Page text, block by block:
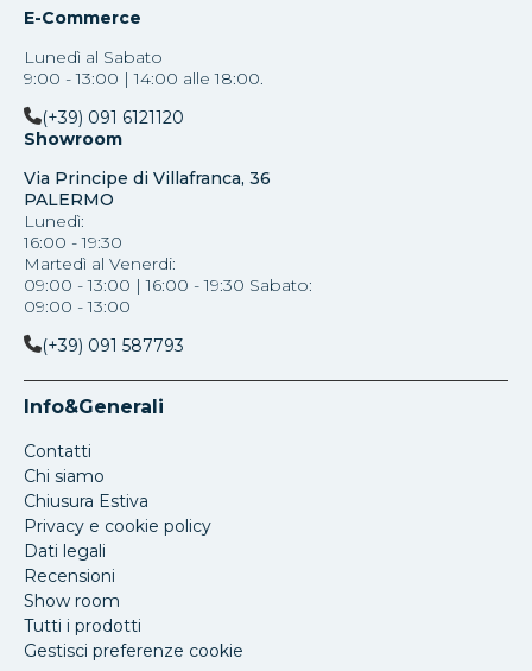
E-Commerce
Lunedì al Sabato
9:00 - 13:00 | 14:00 alle 18:00.
(+39) 091 6121120
Showroom
Via Principe di Villafranca, 36
PALERMO
Lunedì:
16:00 - 19:30
Martedì al Venerdi:
09:00 - 13:00 | 16:00 - 19:30 Sabato:
09:00 - 13:00
(+39) 091 587793
Info&Generali
Contatti
Chi siamo
Chiusura Estiva
Privacy e cookie policy
Dati legali
Recensioni
Show room
Tutti i prodotti
Gestisci preferenze cookie